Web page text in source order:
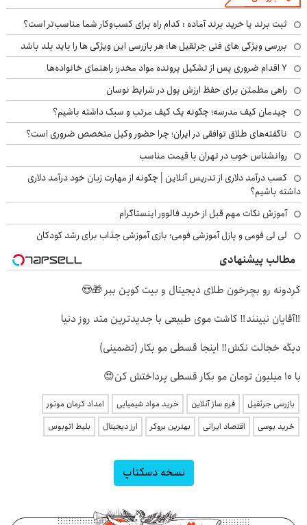
ثبت برند یا خرید برند آماده : کدام راه برای کسب‌وکار شما مناسب‌تر است؟
بررسی ویژگی های فنی جرثقیل ها: هر بازرسی این ویژگی ها را باید بلد باشد
۷ اقدام ضروری پس از تشکیل پرونده مواد مخدر؛ راهنمای خانواده‌ها
راهی مطمئن برای حفظ ارزش پول در شرایط نوسان
چیدمان کیف مدرسه؛ چگونه یک کیف مرتب و سبک داشته باشیم؟
ناگفته‌های طلاق توافقی در ایران؛ چرا حضور وکیل متخصص ضروری است؟
روانشناس خوب در تهران با قیمت مناسب
کسب درآمد دلاری از تدریس آنلاین | چگونه از مهارت زبان خود درآمد دلاری
داشته باشیم؟
آموزش نکات مهم قبل از خرید فالوور اینستاگرام
لی لی فومی و پازل آموزشی فومی؛ بازی آموزشی جذاب برای رشد کودکان
مطالب پیشنهادی
گردونه رو بچرخون طلای دیجیتال و بیت کوین ببر 🎁😍
‼️آقایان نبینند‼️ کاشت موی طبیعی با جدیدترین متد روز دنیا
دیگه خجالت نکش‼️ اینجا قسطی مو بکار (تضمینی)
با 10 میلیون تومان مو بکار قسطی پرداختش کن😍
بازرسی جرثقیل فرم ساز آنلاین خرید مواد شیمیایی
امداد کرمان موتور
خرید یوسی
اقتصاد ایرانی بهترین بروکر ارز دیجیتال بلیط اتوبوس
نسخه دسکتاپ